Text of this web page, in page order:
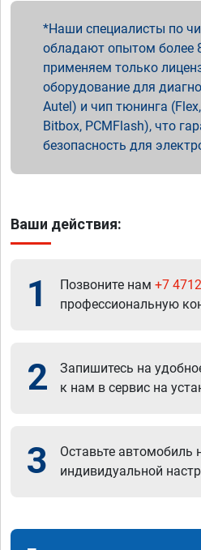
Наши специалисты по
обладают опытом более
применяем только
оборудование для
Autel) и чип тюнинга
Bitbox, PCMFlash), что
безопасность для
Ваши действия:
1 Позвоните нам +7
профессиональную
2
Запишитесь на
к нам в сервис на
3
Оставьте автомобиль
индивидуальной